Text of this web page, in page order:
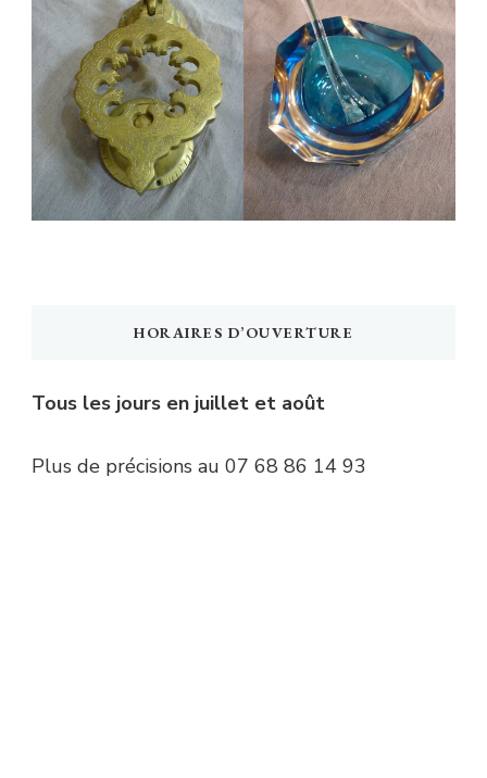
HORAIRES D’OUVERTURE
Tous les jours en juillet et août
Plus de précisions au 07 68 86 14 93